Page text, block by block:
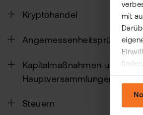
mit
Kryptohandel
Angemessenheitsprüfung
Kapitalmaßnahmen und
Hauptversammlungen
Steuern